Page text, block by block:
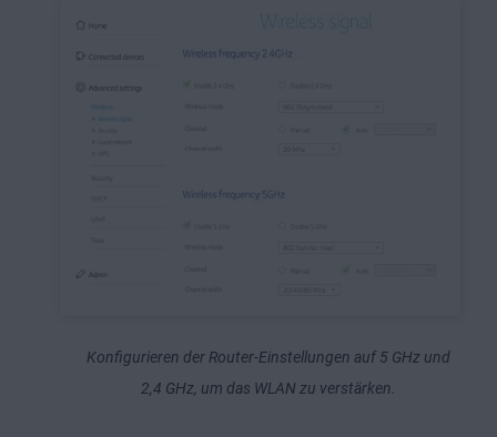
Konfigurieren der Router-Einstellungen auf 5 GHz und
2,4 GHz, um das WLAN zu verstärken.